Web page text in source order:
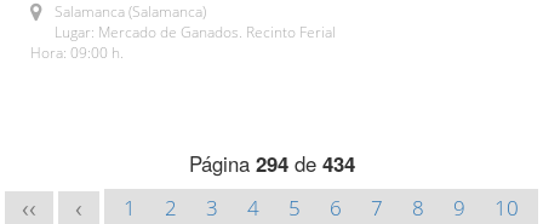
Salamanca (Salamanca)
Lugar: Mercado de Ganados. Recinto Ferial
Hora: 09:00 h.
Página 294de 434
<< < 1 2 3 4 5 6 7 8 9
10